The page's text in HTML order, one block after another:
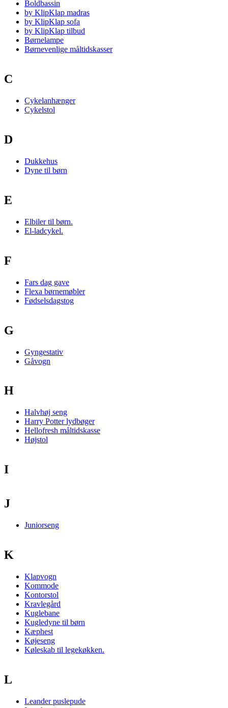
Boldbassin
by KlipKlap madras
by KlipKlap sofa
by KlipKlap tilbud
Børnelampe
Børnevenlige måltidskasser
C
Cykelanhænger
Cykelstol
D
Dukkehus
Dyne til børn
E
Elbiler til børn.
El-ladcykel.
F
Fars dag gave
Flexa børnemøbler
Fødselsdagstog
G
Gyngestativ
Gåvogn
H
Halvhøj seng
Harry Potter lydbøger
Hellofresh måltidskasse
Højstol
I
J
Juniorseng
K
Klapvogn
Kommode
Kontorstol
Kravlegård
Kuglebane
Kugledyne til børn
Kæphest
Køjeseng
Køleskab til legekøkken.
L
Leander puslepude